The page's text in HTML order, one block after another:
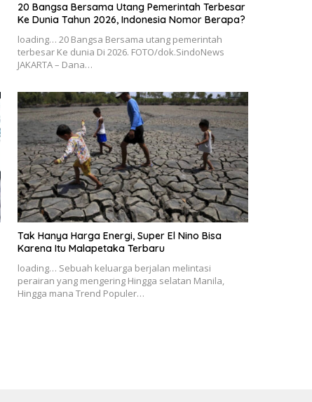
20 Bangsa Bersama Utang Pemerintah Terbesar
Ke Dunia Tahun 2026, Indonesia Nomor Berapa?
loading… 20 Bangsa Bersama utang pemerintah
terbesar Ke dunia Di 2026. FOTO/dok.SindoNews
JAKARTA – Dana…
Tak Hanya Harga Energi, Super El Nino Bisa
Karena Itu Malapetaka Terbaru
loading… Sebuah keluarga berjalan melintasi
perairan yang mengering Hingga selatan Manila,
Hingga mana Trend Populer…